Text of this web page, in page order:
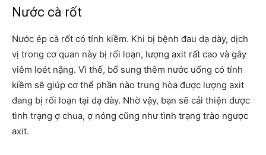
Nước cà rốt
Nước ép cà rốt có tính kiềm. Khi bị bệnh đau dạ dày, dịch
vị trong cơ quan này bị rối loạn, lượng axit rất cao và gây
viêm loét nặng. Vì thế, bổ sung thêm nước uống có tính
kiềm sẽ giúp cơ thể phần nào trung hòa được lượng axit
đang bị rối loạn tại dạ dày. Nhờ vậy, bạn sẽ cải thiện được
tình trạng ợ chua, ợ nóng cũng như tình trạng trào ngược
axit.